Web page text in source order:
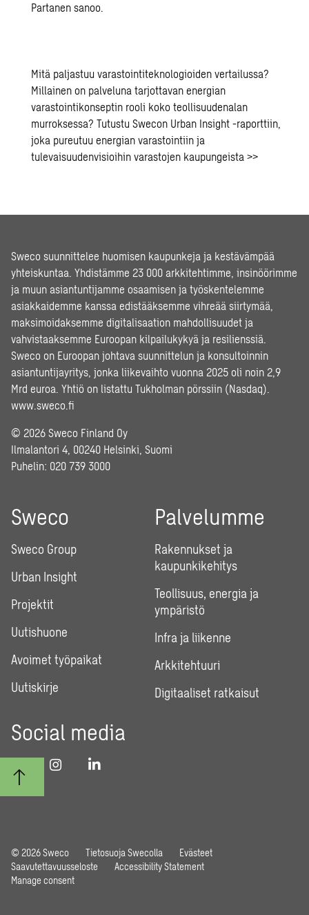
Partanen sanoo.
Mitä paljastuu varastointiteknologioiden vertailussa?
Millainen on palveluna tarjottavan energian
varastointikonseptin rooli koko teollisuudenalan
murroksessa? TutustuSwecon Urban Insight -raporttiin,
joka pureutuu energian varastointiin ja
tulevaisuudenvisioihin varastojen kaupungeista >>
Sweco suunnittelee huomisen kaupunkeja ja kestävämpää
yhteiskuntaa. Yhdistämme 23 000 arkkitehtimme, insinöörimme
ja muun asiantuntijamme osaamisen ja työskentelemme
asiakkaidemme kanssa edistääksemme vihreää siirtymää,
maksimoidaksemme digitalisaation mahdollisuudet ja
vahvistaaksemme Euroopan kilpailukykyä ja resilienssiä.
Sweco on Euroopan johtava suunnittelun ja konsultoinnin
asiantuntijayritys, jonka liikevaihto vuonna 2025 oli noin 2,9
Mrd euroa. Yhtiö on listattu Tukholman pörssiin (Nasdaq).
www.sweco.fi
© 2026 Sweco Finland Oy
Ilmalantori 4, 00240 Helsinki, Suomi
Puhelin: 020 739 3000
Sweco
Sweco Group
Urban Insight
Projektit
Uutishuone
Avoimet työpaikat
Uutiskirje
Palvelumme
Rakennukset ja
kaupunkikehitys
Teollisuus, energia ja
ympäristö
Infra ja liikenne
Arkkitehtuuri
Digitaaliset ratkaisut
Social media
© 2026 Sweco Tietosuoja Swecolla
Evästeet
Saavutettavuusseloste
Accessibility Statement
Manage consent